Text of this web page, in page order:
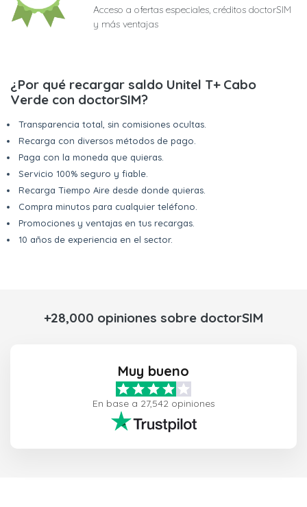
Acceso a ofertas especiales, créditos doctorSIM
y más ventajas
¿Por qué recargar saldo Unitel T+ Cabo
Verde con doctorSIM?
Transparencia total, sin comisiones ocultas.
Recarga con diversos métodos de pago.
Paga con la moneda que quieras.
Servicio 100% seguro y fiable.
Recarga Tiempo Aire desde donde quieras.
Compra minutos para cualquier teléfono.
Promociones y ventajas en tus recargas.
10 años de experiencia en el sector.
+28,000 opiniones sobre doctorSIM
Muy bueno
En base a 27,542 opiniones